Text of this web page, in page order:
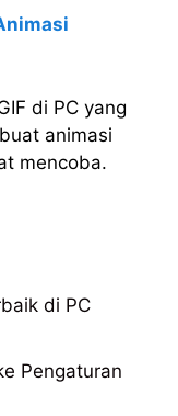
di PC yang
animasi
mencoba.
di PC
Pengaturan